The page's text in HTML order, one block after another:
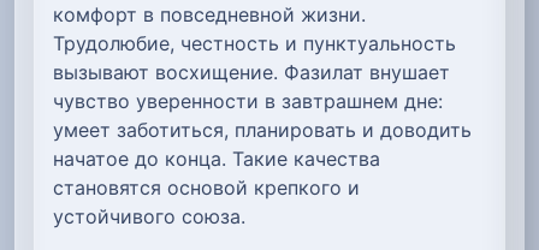
комфорт в повседневной жизни.
Трудолюбие, честность и пунктуальность
вызывают восхищение. Фазилат внушает
чувство уверенности в завтрашнем дне:
умеет заботиться, планировать и доводить
начатое до конца. Такие качества
становятся основой крепкого и
устойчивого союза.